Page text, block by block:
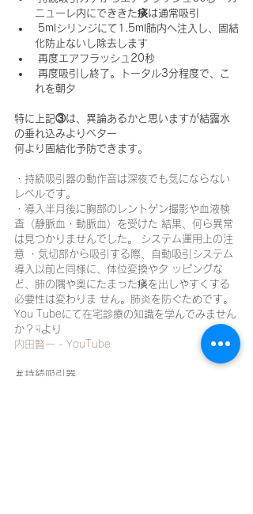
ニューレ内にでききた痰は通常吸引
5mlシリンジにて1.5ml肺内へ注入し、固結
化防止ないし除去します
再度エアフラッシュ20秒
再度吸引し終了。トータル3分程度で、こ
れを朝夕
特に上記③は、異論あるかと思いますが結露水
の垂れ込みよりベター
何より固結化予防できます。
・持続吸引器の動作音は深夜でも気にならない
レベルです。
・導入半月後に胸部のレントゲン撮影や血液検
査（静脈血・動脈血）を受けた 結果、何ら異常
は見つかりませんでした。 システム運用上の注
意 ・気切部から吸引する際、自動吸引システム
導入以前と同様に、体位変換やタ ッピングな
ど、肺の隅や奥にたまった痰を出しやすくする
必要性は変わりま せん。肺炎を防ぐためです。
You Tubeにて在宅診療の知識を学んでみません
か？☟より
内田賢一 - YouTube
＃持続吸引器